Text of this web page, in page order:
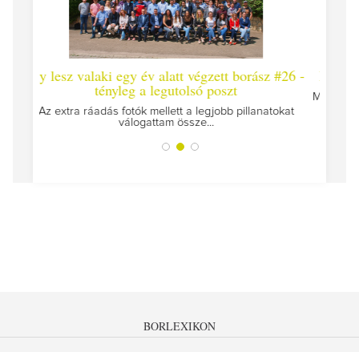
borász #26 -
poszt
legjobb pillanatokat
Így lesz valaki egy év alatt végzett
Megírtuk a modulzáró vizsgákat, már lázasan
az utolsó...
BORLEXIKON